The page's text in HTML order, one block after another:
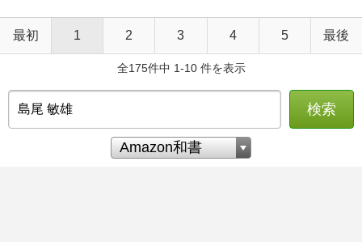
最初 1 2 3 4 5 最後
全175件中 1-10 件を表示
検索